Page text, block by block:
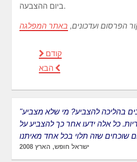
ביום ההצבעה.
הפרסום ועדכונים, באתר המפלגה
קודם
הבא
"איזה קורבן מקריבים בהליכה להצביע? מי שלא מצביע
כל אלה ידעו אחר כך להצביע על
ישראל חופש, הארץ 2008